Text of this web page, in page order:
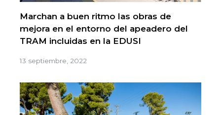
Marchan a buen ritmo las obras de
mejora en el entorno del apeadero del
TRAM incluidas en la EDUSI
13 septiembre, 2022